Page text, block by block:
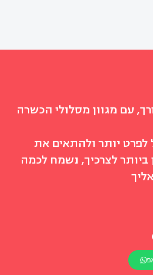
– ומה זה אומר באמת
עם מגוון מסלולי הכשרה
לפרט יותר ולהתאים את
ביותר לצרכיך, נשמח לכמה